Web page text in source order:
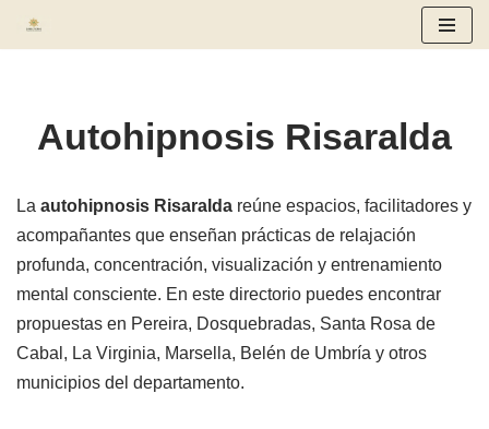
Autohipnosis Risaralda
La autohipnosis Risaralda reúne espacios, facilitadores y
acompañantes que enseñan prácticas de relajación
profunda, concentración, visualización y entrenamiento
mental consciente. En este directorio puedes encontrar
propuestas en Pereira, Dosquebradas, Santa Rosa de
Cabal, La Virginia, Marsella, Belén de Umbría y otros
municipios del departamento.